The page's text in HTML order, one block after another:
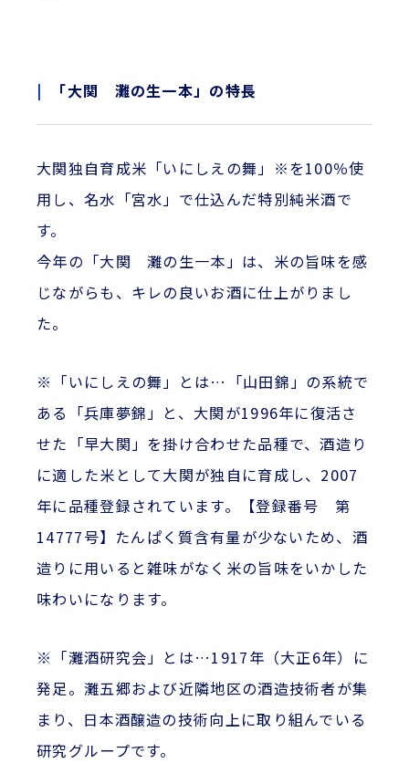
「大関 灘の生一本」の特長
大関独自育成米「いにしえの舞」※を100％使
用し、名水「宮水」で仕込んだ特別純米酒で
す。
今年の「大関 灘の生一本」は、米の旨味を感
じながらも、キレの良いお酒に仕上がりまし
た。
※「いにしえの舞」とは…「山田錦」の系統で
ある「兵庫夢錦」と、大関が1996年に復活さ
せた「早大関」を掛け合わせた品種で、酒造り
に適した米として大関が独自に育成し、2007
年に品種登録されています。【登録番号 第
14777号】たんぱく質含有量が少ないため、酒
造りに用いると雑味がなく米の旨味をいかした
味わいになります。
※「灘酒研究会」とは…1917年（大正6年）に
発足。灘五郷および近隣地区の酒造技術者が集
まり、日本酒醸造の技術向上に取り組んでいる
研究グループです。